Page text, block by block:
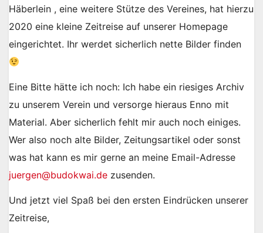
Häberlein , eine weitere Stütze des Vereines, hat hierzu
2020 eine kleine Zeitreise auf unserer Homepage
eingerichtet. Ihr werdet sicherlich nette Bilder finden
Eine Bitte hätte ich noch: Ich habe ein riesiges Archiv
zu unserem Verein und versorge hieraus Enno mit
Material. Aber sicherlich fehlt mir auch noch einiges.
Wer also noch alte Bilder, Zeitungsartikel oder sonst
was hat kann es mir gerne an meine Email-Adresse
juergen@budokwai.de zusenden.
Und jetzt viel Spaß bei den ersten Eindrücken unserer
Zeitreise,